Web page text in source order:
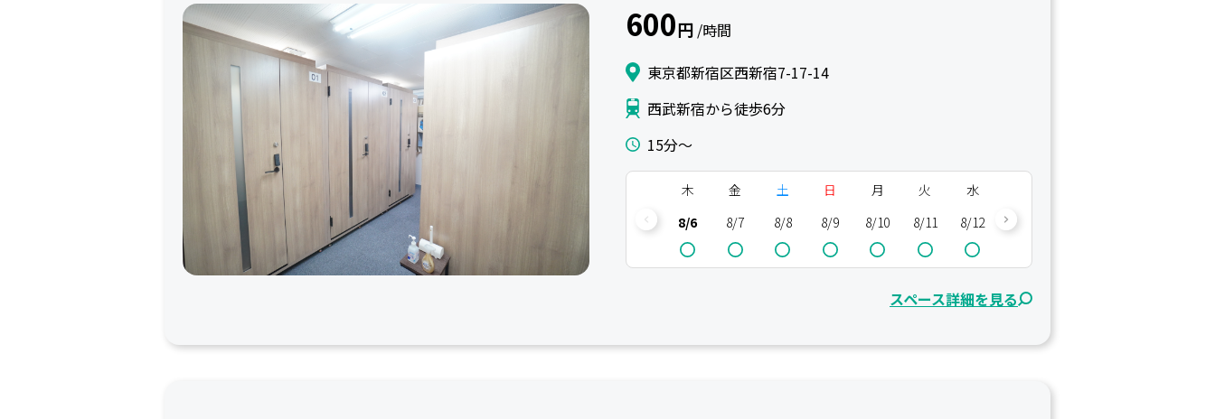
600円 /時間
東京都新宿区西新宿7-17-14
西武新宿から徒歩6分
15分〜
木
8/6
金
8/7
土
8/8
日
8/9
月
8/10
火
8/11
水
8/12
8/13
スペース詳細を見る